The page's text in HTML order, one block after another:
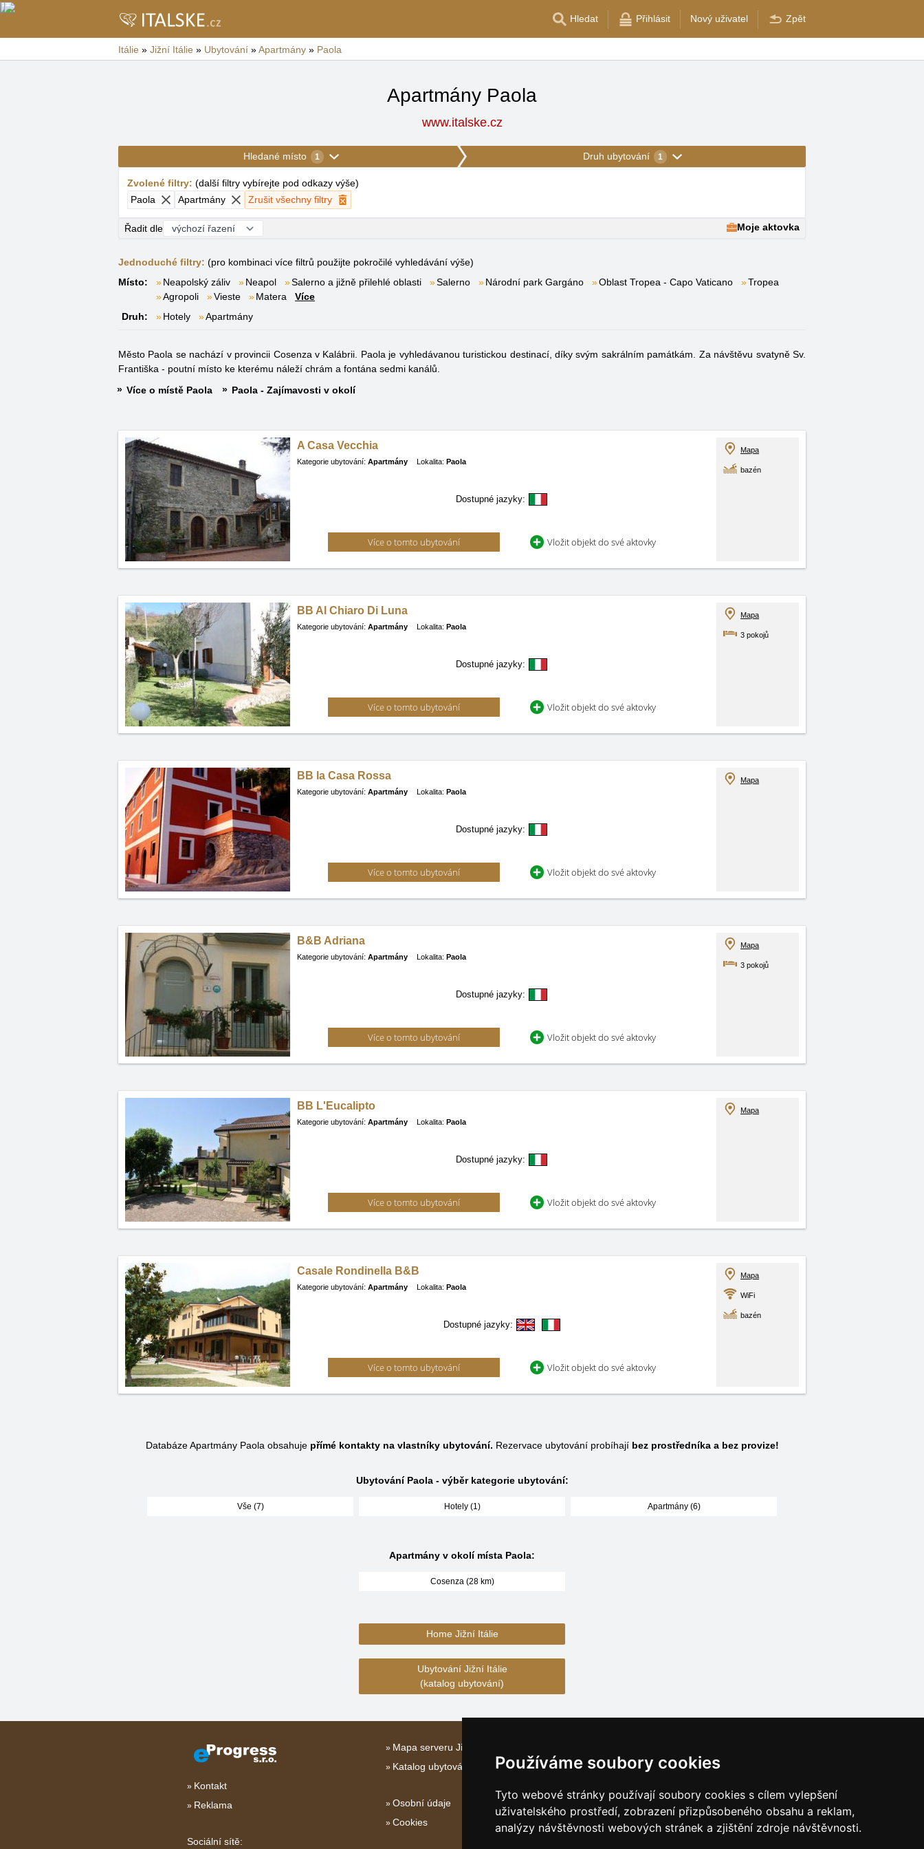
Používáme soubory cookies
Tyto webové stránky používají soubory cookies s cílem vylepšení
uživatelského prostředí, zobrazení přizpůsobeného obsahu a reklam,
analýzy návštěvnosti webových stránek a zjištění zdroje návštěvnosti.
Hledat Přihlásit Nový uživatel Zpět
Itálie » Jižní Itálie » Ubytování »Apartmány » Paola
Apartmány Paola
www.italske.cz
Hledané místo 1 Druh ubytování 1
Zvolené filtry: (další filtry vybírejte pod odkazy výše)
Paola
Apartmány Zrušit všechny filtry
Řadit dle Moje aktovka
Jednoduché filtry: (pro kombinaci více filtrů použijte pokročilé vyhledávání výše)
Místo:
Neapolský záliv Neapol Salerno a jižně přilehlé oblasti Salerno Národní park Gargáno Oblast Tropea - Capo Vaticano
Tropea
Agropoli
Vieste Matera
Více
Druh:
Hotely Apartmány
Město Paola se nachází v provincii Cosenza v Kalábrii. Paola je vyhledávanou turistickou destinací, díky svým sakrálním památkám. Za návštěvu svatyně Sv.
Františka - poutní místo ke kterému náleží chrám a fontána sedmi kanálů.
Více o místě Paola
Paola - Zajímavosti v okolí
A Casa Vecchia
Kategorie ubytování: Apartmány Lokalita: Paola
Dostupné jazyky:
Více o tomto ubytování Vložit objekt do své aktovky
Mapa
bazén
BB Al Chiaro Di Luna
Kategorie ubytování: Apartmány Lokalita: Paola
Dostupné jazyky:
Více o tomto ubytování Vložit objekt do své aktovky
Mapa
3 pokojů
BB la Casa Rossa
Kategorie ubytování: Apartmány Lokalita: Paola
Dostupné jazyky:
Více o tomto ubytování Vložit objekt do své aktovky
Mapa
B&B Adriana
Kategorie ubytování: Apartmány Lokalita: Paola
Dostupné jazyky:
Více o tomto ubytování Vložit objekt do své aktovky
Mapa
3 pokojů
BB L'Eucalipto
Kategorie ubytování: Apartmány Lokalita: Paola
Dostupné jazyky:
Více o tomto ubytování Vložit objekt do své aktovky
Mapa
Casale Rondinella B&B
Kategorie ubytování: Apartmány Lokalita: Paola
Dostupné jazyky:
Více o tomto ubytování Vložit objekt do své aktovky
Mapa
WiFi
bazén
Databáze Apartmány Paola obsahuje přímé kontakty na vlastníky ubytování. Rezervace ubytování probíhají bez prostředníka a bez provize!
Ubytování Paola - výběr kategorie ubytování:
Vše (7) Hotely (1) Apartmány (6)
Apartmány v okolí místa Paola:
Cosenza (28 km)
Home Jižní Itálie
Ubytování Jižní Itálie
(katalog ubytování)
Kontakt
Reklama
Sociální sítě:
Mapa serveru Jižní Itálie
Katalog ubytování Jižní Itálie
Osobní údaje
Cookies
České hory
Chorvatsko
Alpy